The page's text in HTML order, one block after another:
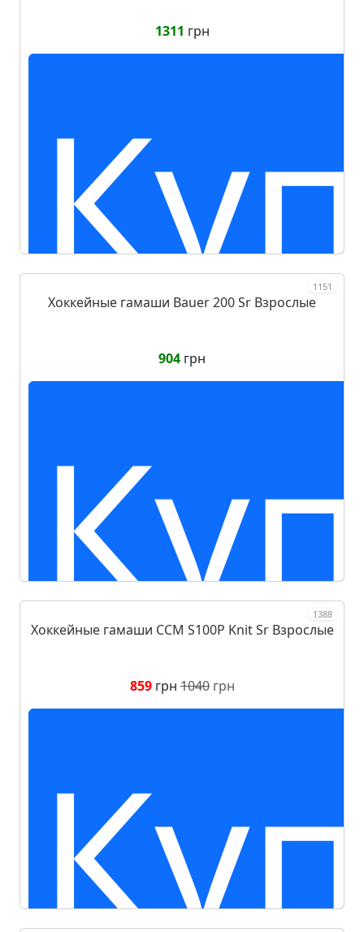
1311 грн
1151
Хоккейные гамаши Bauer 200 Sr Взрослые
904 грн
1388
Хоккейные гамаши CCM S100P Knit Sr Взрослые
859грн1040грн